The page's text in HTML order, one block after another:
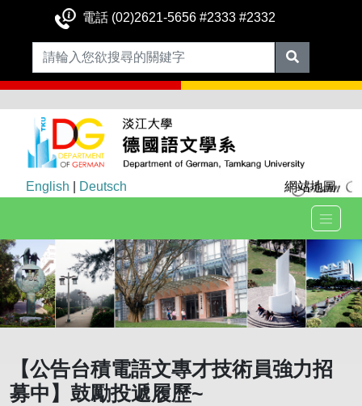
電話 (02)2621-5656 #2333 #2332
English Deutsch 網站地圖
【公告台積電語文專才技術員強力招
募中】鼓勵投遞履歷~